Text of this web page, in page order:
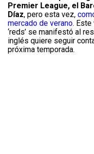
Premier League, el
Díaz, pero esta vez,
mercado de verano. Este
‘reds’ se manifestó al
inglés quiere seguir
próxima temporada.